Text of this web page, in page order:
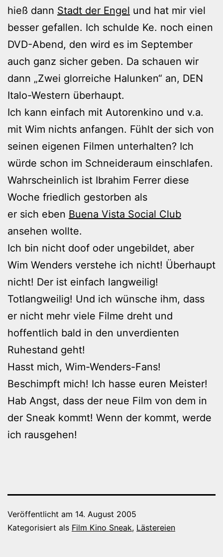
hieß dann Stadt der Engel und hat mir viel
besser gefallen. Ich schulde Ke. noch einen
DVD-Abend, den wird es im September
auch ganz sicher geben. Da schauen wir
dann „Zwei glorreiche Halunken“ an, DEN
Italo-Western überhaupt.
Ich kann einfach mit Autorenkino und v.a.
mit Wim nichts anfangen. Fühlt der sich von
seinen eigenen Filmen unterhalten? Ich
würde schon im Schneideraum einschlafen.
Wahrscheinlich ist Ibrahim Ferrer diese
Woche friedlich gestorben als
er sich eben Buena Vista Social Club
ansehen wollte.
Ich bin nicht doof oder ungebildet, aber
Wim Wenders verstehe ich nicht! Überhaupt
nicht! Der ist einfach langweilig!
Totlangweilig! Und ich wünsche ihm, dass
er nicht mehr viele Filme dreht und
hoffentlich bald in den unverdienten
Ruhestand geht!
Hasst mich, Wim-Wenders-Fans!
Beschimpft mich! Ich hasse euren Meister!
Hab Angst, dass der neue Film von dem in
der Sneak kommt! Wenn der kommt, werde
ich rausgehen!
Veröffentlicht am 14. August 2005
Kategorisiert als Film Kino Sneak, Lästereien